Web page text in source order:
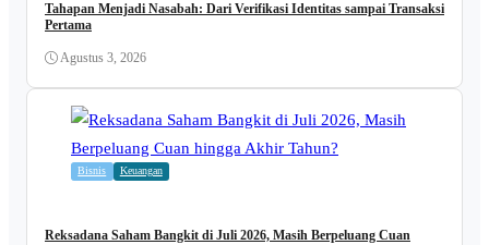
Tahapan Menjadi Nasabah: Dari Verifikasi Identitas sampai Transaksi
Pertama
Agustus 3, 2026
Bisnis Keuangan
Reksadana Saham Bangkit di Juli 2026, Masih Berpeluang Cuan